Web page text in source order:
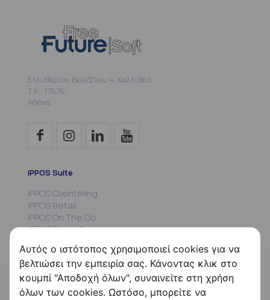
Ελευθερίου Βενιζέλου 4, Καλλιθέα,
Τ.Κ.: 17676,
Αθήνα
iPPOS Suite
iPPOS Clienteling
iPPOS Retail
iPPOS On The Go
iPPOS Travel Retail
iPPOS Commissions
iPPOS Kiosk
FS HRMS
Αυτός ο ιστότοπος χρησιμοποιεί cookies για να
βελτιώσει την εμπειρία σας. Κάνοντας κλικ στο
κουμπί "Αποδοχή όλων", συναινείτε στη χρήση
όλων των cookies. Ωστόσο, μπορείτε να